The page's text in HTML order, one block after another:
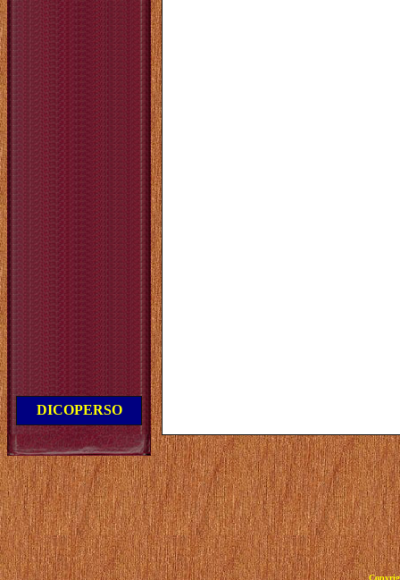
DICOPERSO